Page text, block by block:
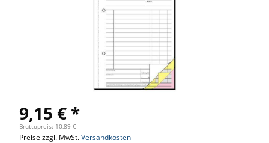
9,15 € *
Bruttopreis: 10,89 €
Preise zzgl. MwSt.Versandkosten